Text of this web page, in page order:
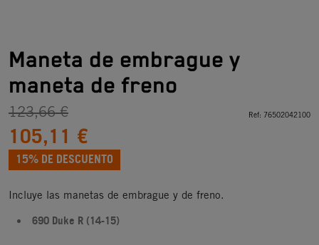
Maneta de embrague y
maneta de freno
123,66 €
105,11 €
15% DE DESCUENTO
Ref: 76502042100
Incluye las manetas de embrague y de freno.
690 Duke R (14-15)